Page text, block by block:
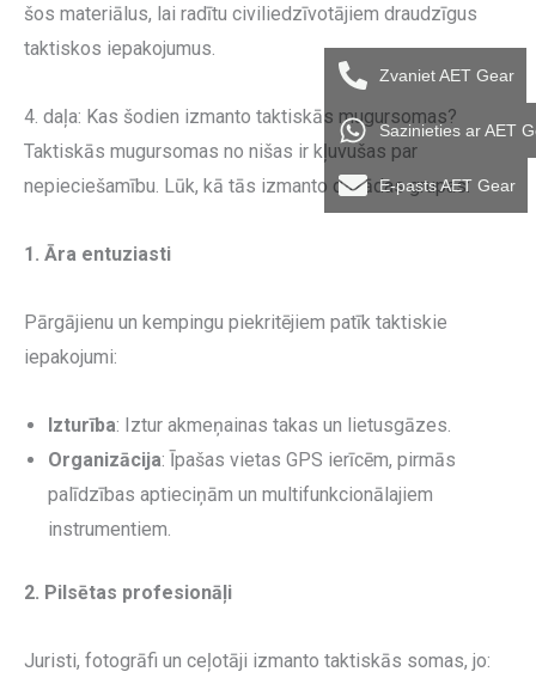
šos materiālus, lai radītu civiliedzīvotājiem draudzīgus
taktiskos iepakojumus.
4. daļa: Kas šodien izmanto taktiskās mugursomas?
Taktiskās mugursomas no nišas ir kļuvušas par
nepieciešamību. Lūk, kā tās izmanto dažādas grupas:
1. Āra entuziasti
Pārgājienu un kempingu piekritējiem patīk taktiskie
iepakojumi:
Izturība: Iztur akmeņainas takas un lietusgāzes.
Organizācija: Īpašas vietas GPS ierīcēm, pirmās
palīdzības aptieciņām un multifunkcionālajiem
instrumentiem.
2. Pilsētas profesionāļi
Juristi, fotogrāfi un ceļotāji izmanto taktiskās somas, jo:
Zvaniet AET Gear
Sazinieties ar AET
E-pasts AET Gear